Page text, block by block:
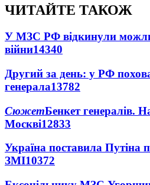
ЧИТАЙТЕ ТАКОЖ
У МЗС РФ відкинули
війни14340
Другий за день: у РФ
генерала13782
СюжетБенкет генералів.
Москві12833
Україна поставила Путіна
ЗМІ10372